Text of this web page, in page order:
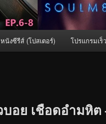
นังซีรีส์ (โปสเตอร์) โปรแกรมเร็
อย เชือดอำมหิต